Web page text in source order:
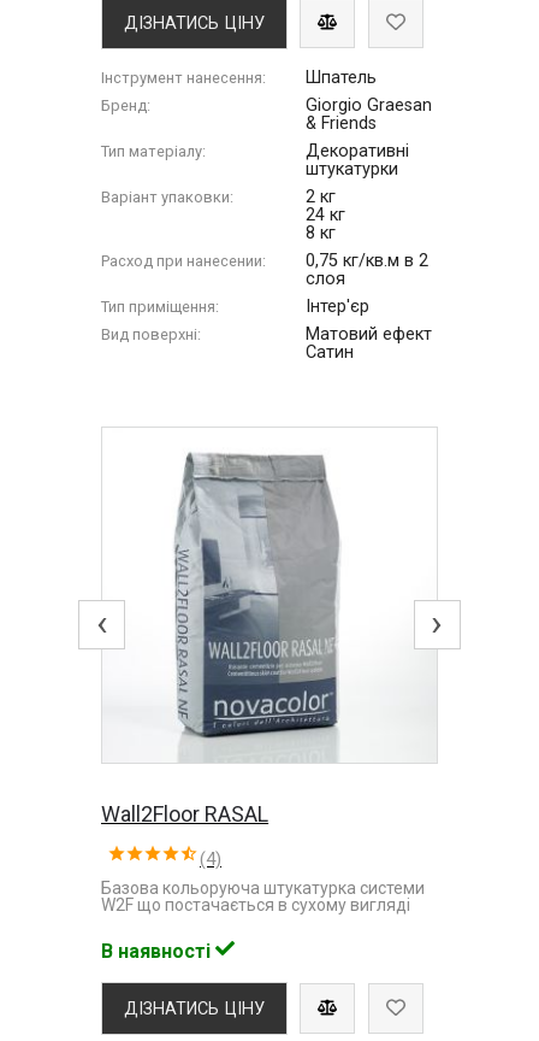
ДІЗНАТИСЬ ЦІНУ
Інструмент нанесення: Шпатель
Бренд:
Giorgio Graesan
& Friends
Тип матеріалу:
Декоративні
штукатурки
Варіант упаковки:
2 кг
24 кг
8 кг
Расход при нанесении:
0,75 кг/кв.м в 2
слоя
Тип приміщення: Інтер'єр
Вид поверхні:
Матовий ефект
Сатин
‹ ›
Wall2Floor RASAL
(4)
Базова кольоруюча штукатурка системи
W2F що постачається в сухому вигляді
В наявності
ДІЗНАТИСЬ ЦІНУ